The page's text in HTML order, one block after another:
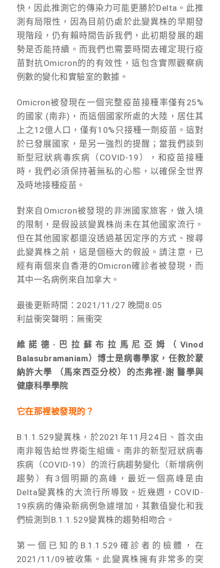
快，因此推測它的傳染力可能更勝於Delta。此推
測有局限性，因為目前仍處於此變異株的早期發
現階段，仍有賴時間告訴我們，此初期發展的趨
勢是否能持續。而我們也需要時間去確定現行疫
苗對抗Omicron的的有效性，這包含實際觀察病
例數的變化和實驗室的數據。
Omicron被發現在一個完整疫苗接種率僅有25%
的國家 (南非)，而這個國家所處的大陸，居住其
上之12億人口，僅有10%只接種一劑疫苗。這對
於已發展國家，是另一強烈的提醒；當我們談到
新型冠狀病毒疾病（COVID-19），和疫苗接種
時，我們必須保持著無私的心態，以確保全世界
及時地接種疫苗。
對來自Omicron被發現的非洲國家旅客，做入境
的限制，是假設該變異株尚未在其他國家流行。
但在其他國家都還沒透過基因定序的方式、搜尋
此變異株之前，這是個極大的假設。請注意，已
經有兩個來自香港的Omicron確診者被發現，而
其中一名病例來自加拿大。
最後更新時間：2021/11/27 晚間8:05
利益衝突聲明：無衝突
維諾德·巴拉蘇布拉馬尼亞姆（Vinod
Balasubramaniam）博士是病毒學家，任教於蒙
納許大學 （馬來西亞分校）的杰弗裡·謝 醫學與
健康科學學院
它在那裡被發現的？
B.1.1.529變異株，於2021年11月24日、首次由
南非報告給世界衛生組織。南非的新型冠狀病毒
疾病（COVID-19）的流行病趨勢變化（新增病例
趨勢）有3個明顯的高峰，最近一個高峰是由
Delta變異株的大流行所導致。近幾週，COVID-
19疾病的傳染新病例急遽增加，其數值變化和我
們檢測到B.1.1.529變異株的趨勢相吻合。
第一個已知的B.1.1.529確診者的檢體，在
2021/11/09被收集。此變異株擁有非常多的突